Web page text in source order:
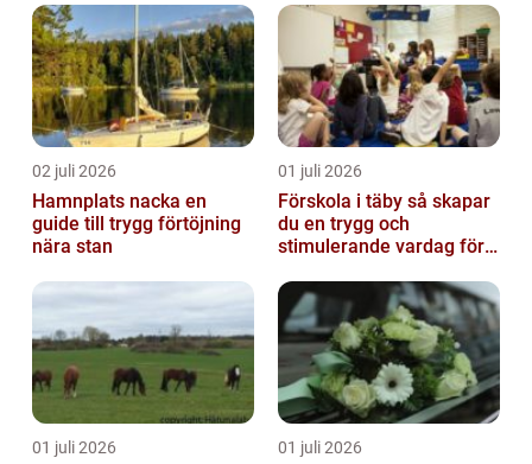
02 juli 2026
Hamnplats nacka en
guide till trygg förtöjning
nära stan
01 juli 2026
Förskola i täby så skapar
du en trygg och
stimulerande vardag för
01 juli 2026 01 juli 2026